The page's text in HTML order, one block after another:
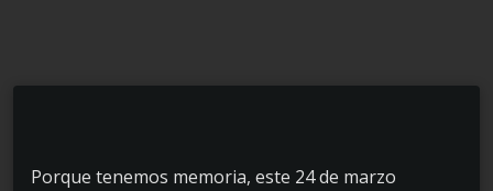
Porque tenemos memoria, este 24 de marzo